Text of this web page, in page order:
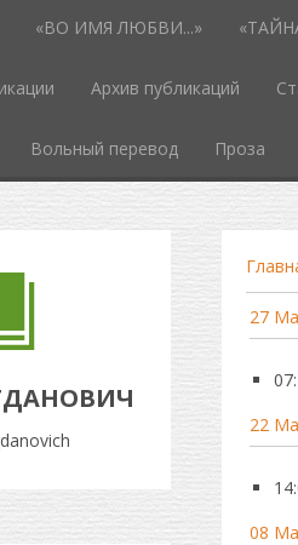
«ВО ИМЯ ЛЮБВИ...»
Архив публикаций
Вольный перевод Проза
27
22
08